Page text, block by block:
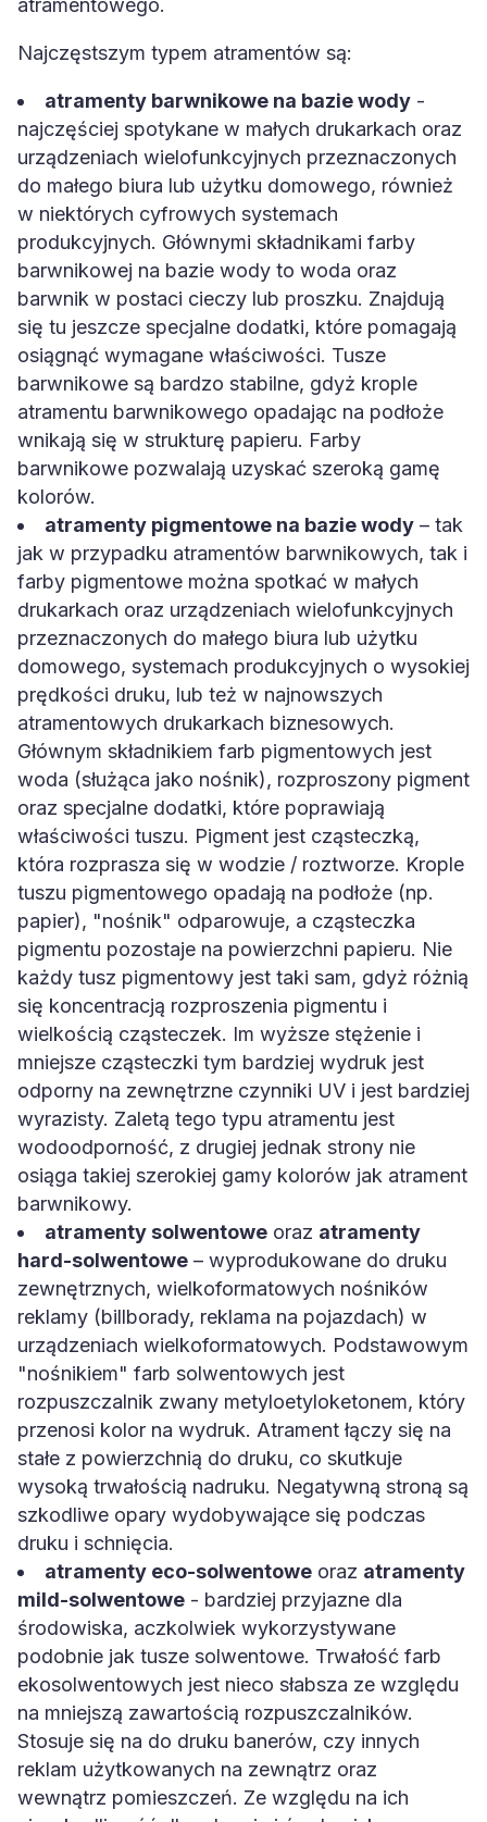
atramentowego.
Najczęstszym typem atramentów są:
atramenty barwnikowe na bazie wody -
najczęściej spotykane w małych drukarkach oraz
urządzeniach wielofunkcyjnych przeznaczonych
do małego biura lub użytku domowego, również
w niektórych cyfrowych systemach
produkcyjnych. Głównymi składnikami farby
barwnikowej na bazie wody to woda oraz
barwnik w postaci cieczy lub proszku. Znajdują
się tu jeszcze specjalne dodatki, które pomagają
osiągnąć wymagane właściwości. Tusze
barwnikowe są bardzo stabilne, gdyż krople
atramentu barwnikowego opadając na podłoże
wnikają się w strukturę papieru. Farby
barwnikowe pozwalają uzyskać szeroką gamę
kolorów.
atramenty pigmentowe na bazie wody – tak
jak w przypadku atramentów barwnikowych, tak i
farby pigmentowe można spotkać w małych
drukarkach oraz urządzeniach wielofunkcyjnych
przeznaczonych do małego biura lub użytku
domowego, systemach produkcyjnych o wysokiej
prędkości druku, lub też w najnowszych
atramentowych drukarkach biznesowych.
Głównym składnikiem farb pigmentowych jest
woda (służąca jako nośnik), rozproszony pigment
oraz specjalne dodatki, które poprawiają
właściwości tuszu. Pigment jest cząsteczką,
która rozprasza się w wodzie / roztworze. Krople
tuszu pigmentowego opadają na podłoże (np.
papier), "nośnik" odparowuje, a cząsteczka
pigmentu pozostaje na powierzchni papieru. Nie
każdy tusz pigmentowy jest taki sam, gdyż różnią
się koncentracją rozproszenia pigmentu i
wielkością cząsteczek. Im wyższe stężenie i
mniejsze cząsteczki tym bardziej wydruk jest
odporny na zewnętrzne czynniki UV i jest bardziej
wyrazisty. Zaletą tego typu atramentu jest
wodoodporność, z drugiej jednak strony nie
osiąga takiej szerokiej gamy kolorów jak atrament
barwnikowy.
atramenty solwentowe oraz atramenty
hard-solwentowe – wyprodukowane do druku
zewnętrznych, wielkoformatowych nośników
reklamy (billborady, reklama na pojazdach) w
urządzeniach wielkoformatowych. Podstawowym
"nośnikiem" farb solwentowych jest
rozpuszczalnik zwany metyloetyloketonem, który
przenosi kolor na wydruk. Atrament łączy się na
stałe z powierzchnią do druku, co skutkuje
wysoką trwałością nadruku. Negatywną stroną są
szkodliwe opary wydobywające się podczas
druku i schnięcia.
atramenty eco-solwentowe oraz atramenty
mild-solwentowe - bardziej przyjazne dla
środowiska, aczkolwiek wykorzystywane
podobnie jak tusze solwentowe. Trwałość farb
ekosolwentowych jest nieco słabsza ze względu
na mniejszą zawartością rozpuszczalników.
Stosuje się na do druku banerów, czy innych
reklam użytkowanych na zewnątrz oraz
wewnątrz pomieszczeń. Ze względu na ich